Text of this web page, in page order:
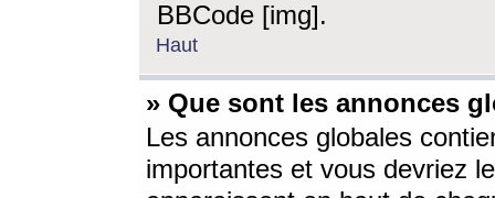
BBCode [img].
Haut
» Que sont les annonces
Les annonces globales
importantes et vous devriez